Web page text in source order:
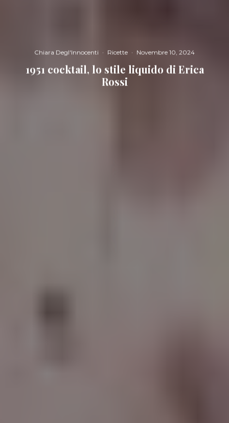
Chiara Degl'Innocenti · Ricette · Novembre 10, 2024
1951 cocktail, lo stile liquido di Erica
Rossi